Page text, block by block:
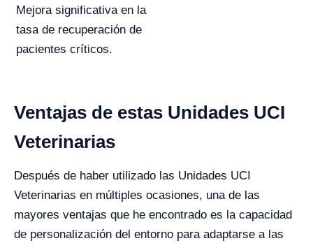
Mejora significativa en la
tasa de recuperación de
pacientes críticos.
Ventajas de estas Unidades UCI
Veterinarias
Después de haber utilizado las Unidades UCI
Veterinarias en múltiples ocasiones, una de las
mayores ventajas que he encontrado es la capacidad
de personalización del entorno para adaptarse a las